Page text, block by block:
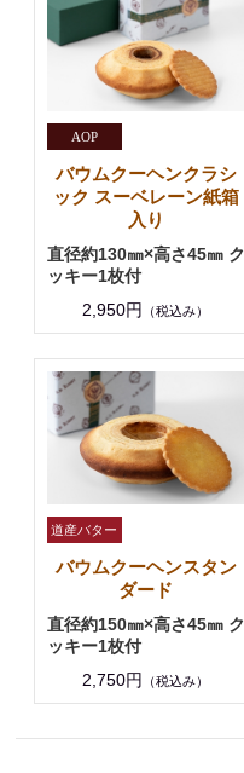
バウムクーヘンクラシ
ック スーベレーン紙箱
入り
直径約130㎜×高さ45㎜ ク
ッキー1枚付
2,950円
（税込み）
バウムクーヘンスタン
ダード
直径約150㎜×高さ45㎜ ク
ッキー1枚付
2,750円
（税込み）